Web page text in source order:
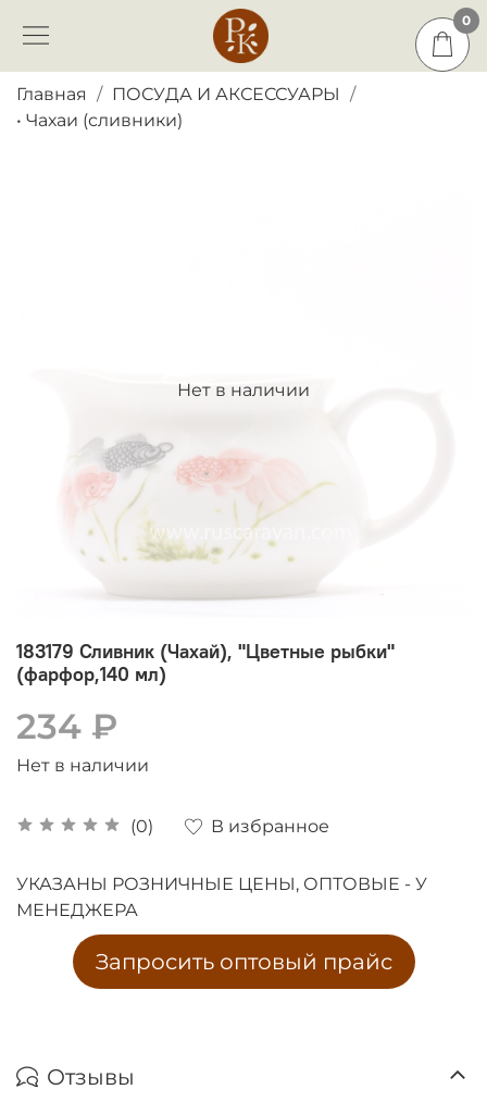
0
Главная
ПОСУДА И АКСЕССУАРЫ
• Чахаи (сливники)
Нет в наличии
183179 Сливник (Чахай), "Цветные рыбки"
(фарфор,140 мл)
(0) В избранное
234 ₽
Нет в наличии
УКАЗАНЫ РОЗНИЧНЫЕ ЦЕНЫ, ОПТОВЫЕ - У
МЕНЕДЖЕРА
Запросить оптовый прайс
Отзывы
0